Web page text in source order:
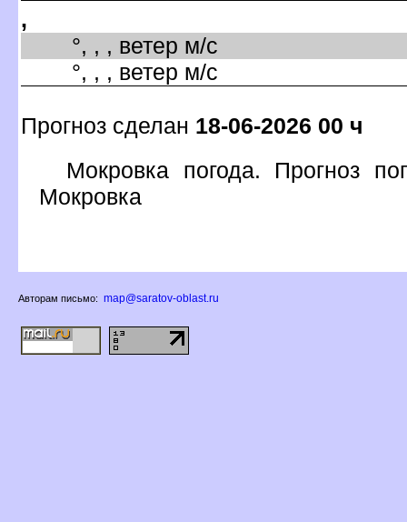
,
°, , , ветер м/с
°, , , ветер м/с
Прогноз сделан 18-06-2026 00 ч
Мокровка погода. Прогноз
Мокровка
Авторам письмо: map@saratov-oblast.ru